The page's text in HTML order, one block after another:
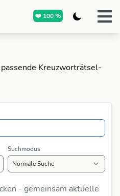
❤️ 100 %
Kreuzworträtsel-
Suchmodus
- gemeinsam aktuelle